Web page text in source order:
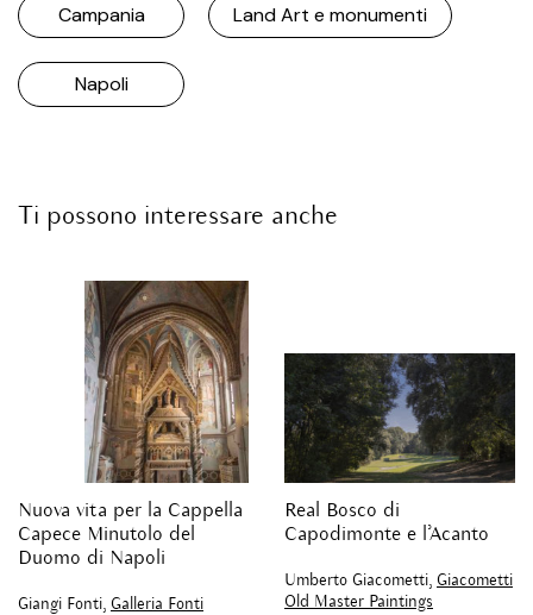
Campania Land Art e monumenti
Napoli
Ti possono interessare anche
Nuova vita per la Cappella
Capece Minutolo del
Duomo di Napoli
Giangi Fonti, Galleria Fonti
Real Bosco di
Capodimonte e l’Acanto
Umberto Giacometti, Giacometti
Old Master Paintings